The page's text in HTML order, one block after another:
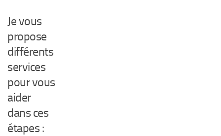
Je vous
propose
différents
services
pour vous
aider
dans ces
étapes :